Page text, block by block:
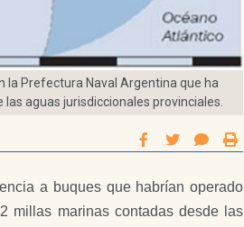
la Prefectura Naval Argentina que ha
aguas jurisdiccionales provinciales.
a buques que habrían operado
millas marinas contadas desde las